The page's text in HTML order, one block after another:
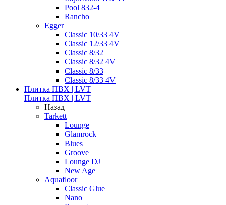
Pool 832-4
Rancho
Egger
Classic 10/33 4V
Classic 12/33 4V
Classic 8/32
Classic 8/32 4V
Classic 8/33
Classic 8/33 4V
Плитка ПВХ | LVT
Плитка ПВХ | LVT
Назад
Tarkett
Lounge
Glamrock
Blues
Groove
Lounge DJ
New Age
Aquafloor
Classic Glue
Nano